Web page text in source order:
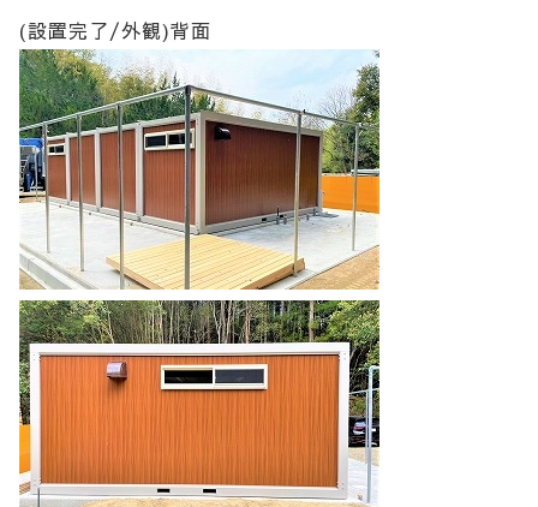
(設置完了/外観)背面